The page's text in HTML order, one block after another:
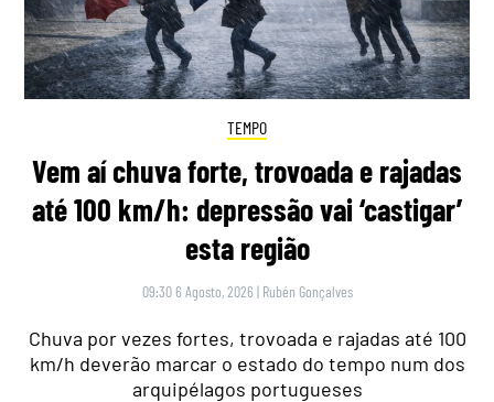
TEMPO
Vem aí chuva forte, trovoada e rajadas
até 100 km/h: depressão vai ‘castigar’
esta região
09:30 6 Agosto, 2026 | Rubén Gonçalves
Chuva por vezes fortes, trovoada e rajadas até 100
km/h deverão marcar o estado do tempo num dos
arquipélagos portugueses